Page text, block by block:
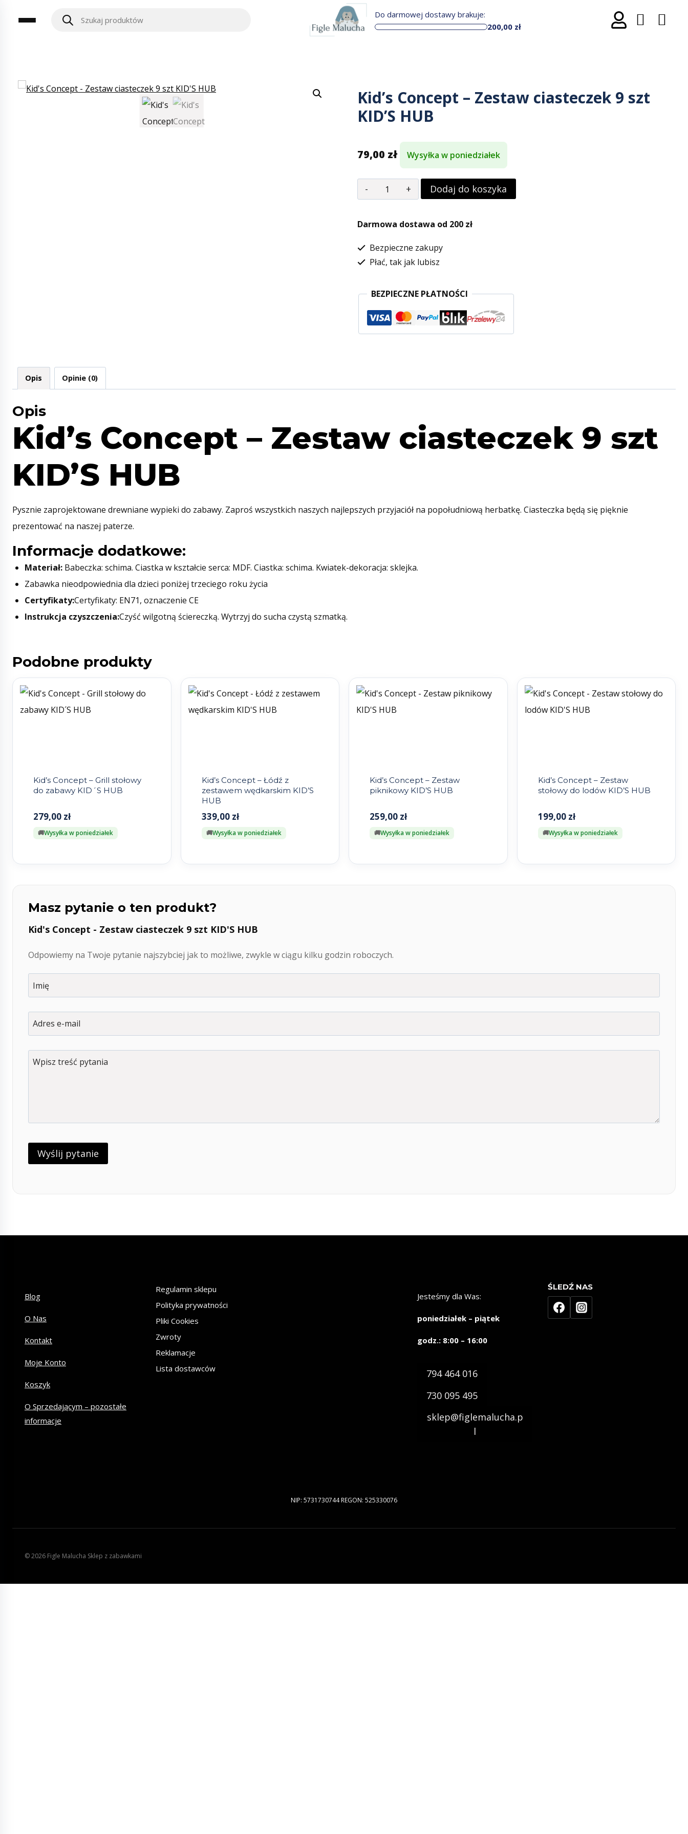
Do darmowej dostawy brakuje:
200,00 zł
Kid’s Concept – Zestaw ciasteczek 9 szt
KID’S HUB
79,00 zł Wysyłka w poniedziałek
Dodaj do koszyka
Darmowa dostawa od 200 zł
Bezpieczne zakupy
Płać, tak jak lubisz
BEZPIECZNE PŁATNOŚCI
Opis Opinie (0)
Opis
Kid’s Concept – Zestaw ciasteczek 9 szt
KID’S HUB
Pysznie zaprojektowane drewniane wypieki do zabawy. Zaproś wszystkich naszych najlepszych przyjaciół na popołudniową herbatkę. Ciasteczka będą się pięknie
prezentować na naszej paterze.
Informacje dodatkowe:
Materiał: Babeczka: schima. Ciastka w kształcie serca: MDF. Ciastka: schima. Kwiatek-dekoracja: sklejka.
Zabawka nieodpowiednia dla dzieci poniżej trzeciego roku życia
Certyfikaty:Certyfikaty: EN71, oznaczenie CE
Instrukcja czyszczenia:Czyść wilgotną ściereczką. Wytrzyj do sucha czystą szmatką.
Podobne produkty
Kid’s Concept – Grill stołowy
do zabawy KID´S HUB
279,00 zł
Wysyłka w poniedziałek
Kid’s Concept – Łódź z
zestawem wędkarskim KID’S
HUB
339,00 zł
Wysyłka w poniedziałek
Kid’s Concept – Zestaw
piknikowy KID’S HUB
259,00 zł
Wysyłka w poniedziałek
Kid’s Concept – Zestaw
stołowy do lodów KID’S HUB
199,00 zł
Wysyłka w poniedziałek
Masz pytanie o ten produkt?
Kid's Concept - Zestaw ciasteczek 9 szt KID'S HUB
Odpowiemy na Twoje pytanie najszybciej jak to możliwe, zwykle w ciągu kilku godzin roboczych.
Blog
O Nas
Kontakt
Moje Konto
Koszyk
O Sprzedającym – pozostałe
informacje
Regulamin sklepu
Polityka prywatności
Pliki Cookies
Zwroty
Reklamacje
Lista dostawców
Jesteśmy dla Was:
poniedziałek – piątek
godz.: 8:00 – 16:00
794 464 016
730 095 495
sklep@figlemalucha.p
l
ŚLEDŹ NAS
NIP: 5731730744 REGON: 525330076
© 2026 Figle Malucha Sklep z zabawkami